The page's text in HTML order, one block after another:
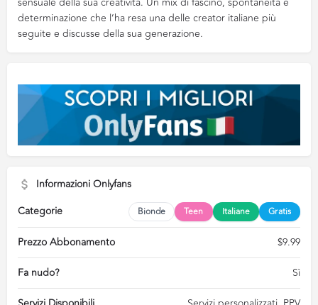
determinazione che l’ha resa una delle creator italiane più
seguite e discusse della sua generazione.
Informazioni Onlyfans
Categorie
Bionde Teen Italiane Gratis
Prezzo Abbonamento $9.99
Fa nudo? Sì